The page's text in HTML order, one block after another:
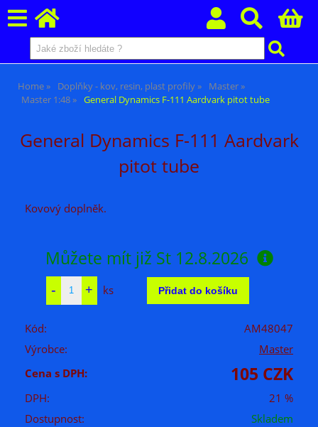
Home Doplňky - kov, resin, plast profily
Master
Master 1:48
General Dynamics F-111 Aardvark pitot tube
General Dynamics F-111 Aardvark
pitot tube
Kovový doplněk.
Můžete mít již St 12.8.2026
ks
Kód:
AM48047
Výrobce:
Master
Cena s DPH:
105 CZK
DPH:
21 %
Dostupnost:
Skladem